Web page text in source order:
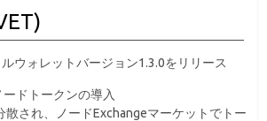
ウォレットバージョン1.3.0をリリース
ドトークンの導入
散され、ノードExchangeマーケットでトー